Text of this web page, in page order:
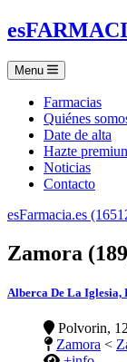
es
Menu
Farmacias
Quiénes
Date de alta
Hazte
Noticias
Contacto
esFarmacia.es
Zamora
Alberca De La Iglesia,
Polvorin,
Zamora <